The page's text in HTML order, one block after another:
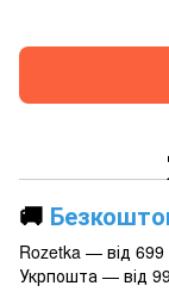
🚚
Rozetka — від 699
Укрпошта — від